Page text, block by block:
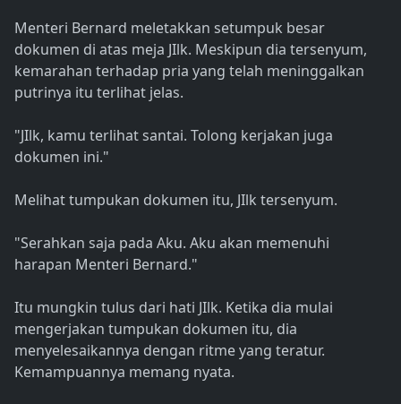
Menteri Bernard meletakkan setumpuk besar
dokumen di atas meja JIlk. Meskipun dia tersenyum,
kemarahan terhadap pria yang telah meninggalkan
putrinya itu terlihat jelas.
"JIlk, kamu terlihat santai. Tolong kerjakan juga
dokumen ini."
Melihat tumpukan dokumen itu, JIlk tersenyum.
"Serahkan saja pada Aku. Aku akan memenuhi
harapan Menteri Bernard."
Itu mungkin tulus dari hati JIlk. Ketika dia mulai
mengerjakan tumpukan dokumen itu, dia
menyelesaikannya dengan ritme yang teratur.
Kemampuannya memang nyata.